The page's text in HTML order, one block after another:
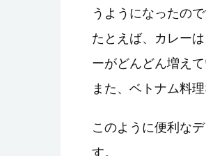
うようになったので
たとえば、カレー
ーがどんどん増えて
また、ベトナム料
このように便利な
す。